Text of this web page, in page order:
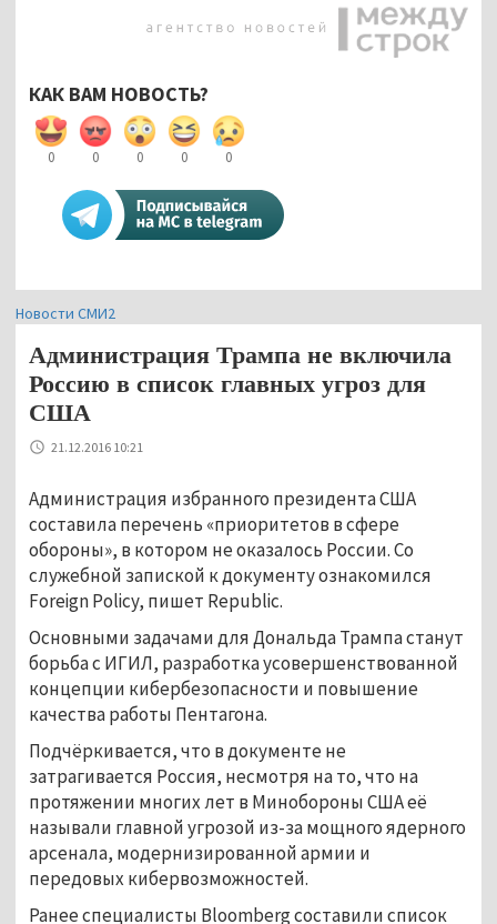
КАК ВАМ НОВОСТЬ?
0 0 0 0 0
Новости СМИ2
Администрация Трампа не включила
Россию в список главных угроз для
США
21.12.2016 10:21
Администрация избранного президента США
составила перечень «приоритетов в сфере
обороны», в котором не оказалось России. Со
служебной запиской к документу ознакомился
Foreign Policy, пишет Republic.
Основными задачами для Дональда Трампа станут
борьба с ИГИЛ, разработка усовершенствованной
концепции кибербезопасности и повышение
качества работы Пентагона.
Подчёркивается, что в документе не
затрагивается Россия, несмотря на то, что на
протяжении многих лет в Минобороны США её
называли главной угрозой из-за мощного ядерного
арсенала, модернизированной армии и
передовых кибервозможностей.
Ранее специалисты Bloomberg составили список